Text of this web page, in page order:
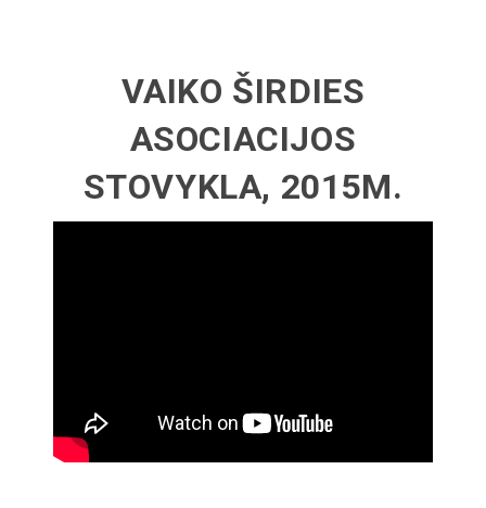
VAIKO ŠIRDIES
ASOCIACIJOS
STOVYKLA, 2015M.